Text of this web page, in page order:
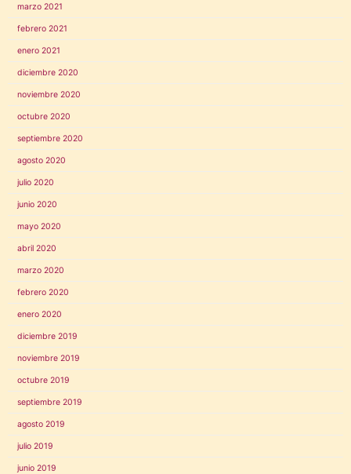
marzo 2021
febrero 2021
enero 2021
diciembre 2020
noviembre 2020
octubre 2020
septiembre 2020
agosto 2020
julio 2020
junio 2020
mayo 2020
abril 2020
marzo 2020
febrero 2020
enero 2020
diciembre 2019
noviembre 2019
octubre 2019
septiembre 2019
agosto 2019
julio 2019
junio 2019